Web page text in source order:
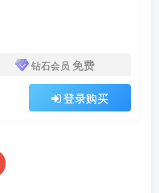
钻石会员 免费
登录购买